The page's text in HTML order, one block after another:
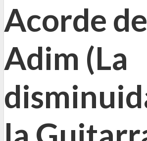
Acorde de
Adim (La